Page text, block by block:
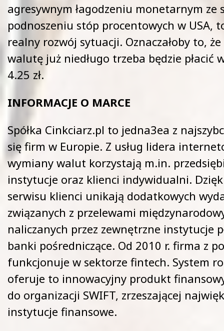
agresywnym łagodzeniu monetarnym ze
podnoszeniu stóp procentowych w USA,
realny rozwój sytuacji. Oznaczałoby to,
walutę już niedługo trzeba będzie płacić
4.25 zł.
INFORMACJE O MARCE
Spółka Cinkciarz.pl to jedna3ea z
się firm w Europie. Z usług lidera
wymiany walut korzystają m.in.
instytucje oraz klienci indywidualni.
serwisu klienci unikają dodatkowych
związanych z przelewami
naliczanych przez zewnętrzne instytucje
banki pośredniczące. Od 2010 r. firma z
funkcjonuje w sektorze fintech. System
oferuje to innowacyjny produkt
do organizacji SWIFT, zrzeszającej
instytucje finansowe.